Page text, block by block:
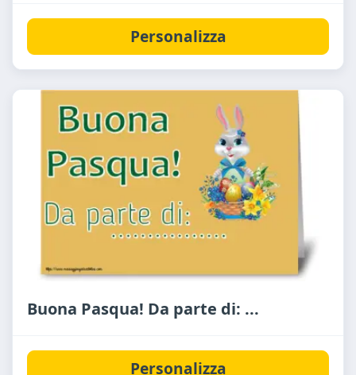
Personalizza
Buona Pasqua! Da parte di: ...
Personalizza